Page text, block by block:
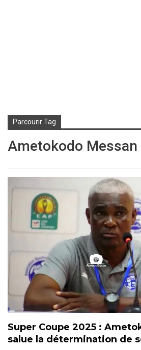
Parcourir Tag
Ametokodo Messan
Super Coupe 2025 :
salue la détermination de